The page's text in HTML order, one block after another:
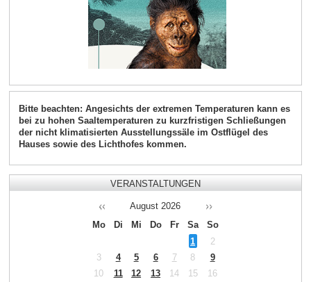
Bitte beachten: Angesichts der extremen Temperaturen kann es
bei zu hohen Saaltemperaturen zu kurzfristigen Schließungen
der nicht klimatisierten Ausstellungssäle im Ostflügel des
Hauses sowie des Lichthofes kommen.
VERANSTALTUNGEN
August 2026
Mo
Di Mi Do Fr Sa
So
1
2
3
4 5 6 7 8
9
10
11 12 13 14 15
16